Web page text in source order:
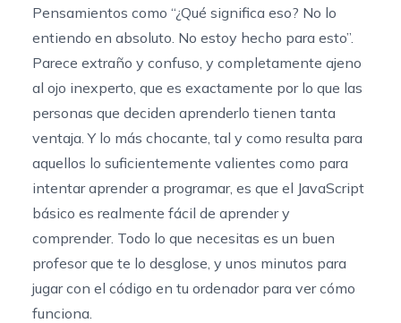
Pensamientos como “¿Qué significa eso? No lo
entiendo en absoluto. No estoy hecho para esto”.
Parece extraño y confuso, y completamente ajeno
al ojo inexperto, que es exactamente por lo que las
personas que deciden aprenderlo tienen tanta
ventaja. Y lo más chocante, tal y como resulta para
aquellos lo suficientemente valientes como para
intentar aprender a programar, es que el JavaScript
básico es realmente fácil de aprender y
comprender. Todo lo que necesitas es un buen
profesor que te lo desglose, y unos minutos para
jugar con el código en tu ordenador para ver cómo
funciona.